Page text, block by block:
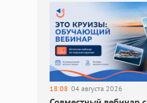
18:08 04 августа 2026